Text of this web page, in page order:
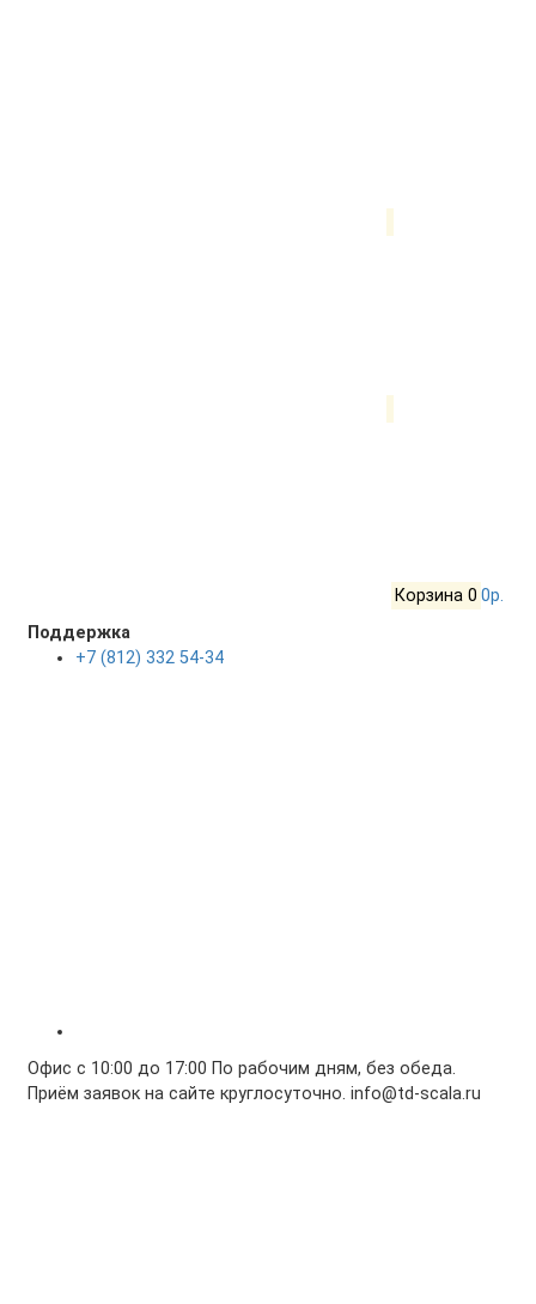
Корзина 0 0р.
Поддержка
+7 (812) 332 54-34
Офис с 10:00 до 17:00 По рабочим дням, без обеда.
Приём заявок на сайте круглосуточно. info@td-scala.ru